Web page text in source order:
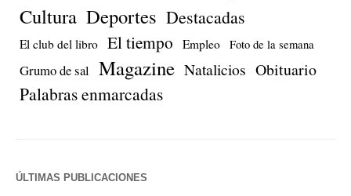
Cultura Deportes Destacadas
El club del libro El tiempo Empleo Foto de la semana
Grumo de sal Magazine Natalicios Obituario
Palabras enmarcadas
ÚLTIMAS PUBLICACIONES